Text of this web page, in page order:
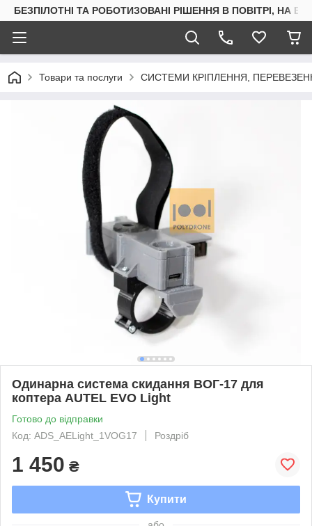
БЕЗПІЛОТНІ ТА РОБОТИЗОВАНІ РІШЕННЯ В ПОВІТРІ, НА
Товари та послуги СИСТЕМИ КРІПЛЕННЯ,
Одинарна система скидання ВОГ-17 для
коптера AUTEL EVO Light
Готово до відправки
Код: ADS_AELight_1VOG17
Роздріб
1 450 ₴
Купити